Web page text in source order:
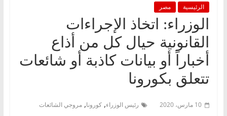
الرئيسية مصر
الوزراء: اتخاذ الإجراءات
القانونية حيال كل من أذاع
أخباراً أو بيانات كاذبة أو شائعات
تتعلق بكورونا
10 مارس، 2020 رئيس الوزراء, كورونا, مروجي الشائعات